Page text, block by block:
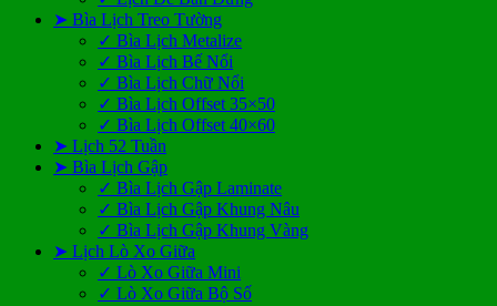
➤ Bìa Lịch Treo Tường
✓ Bìa Lịch Metalize
✓ Bìa Lịch Bế Nổi
✓ Bìa Lịch Chữ Nổi
✓ Bìa Lịch Offset 35×50
✓ Bìa Lịch Offset 40×60
➤ Lịch 52 Tuần
➤ Bìa Lịch Gập
✓ Bìa Lịch Gập Laminate
✓ Bìa Lịch Gập Khung Nâu
✓ Bìa Lịch Gập Khung Vàng
➤ Lịch Lò Xo Giữa
✓ Lò Xo Giữa Mini
✓ Lò Xo Giữa Bộ Số